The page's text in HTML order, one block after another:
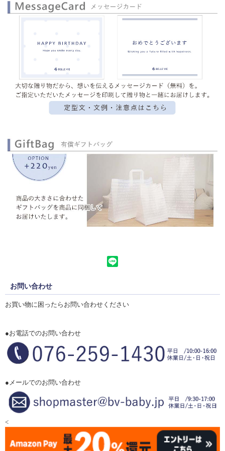
お問い合わせ
お買い物に困ったらお問い合わせください
●お電話でのお問い合わせ
●メールでのお問い合わせ
<